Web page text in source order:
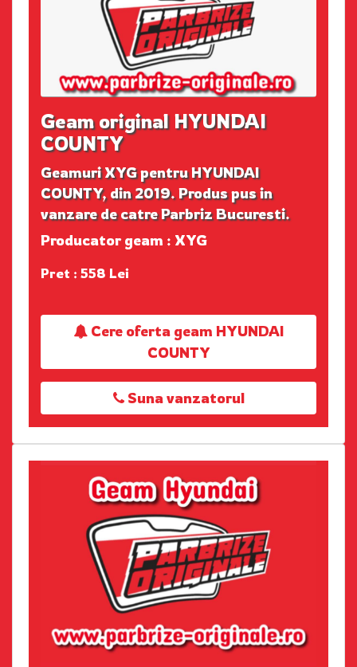
Geam original HYUNDAI
COUNTY
Geamuri XYG pentru HYUNDAI
COUNTY, din 2019. Produs pus in
vanzare de catre Parbriz Bucuresti.
Producator geam : XYG
Pret : 558 Lei
Cere oferta geam HYUNDAI
COUNTY
Suna vanzatorul